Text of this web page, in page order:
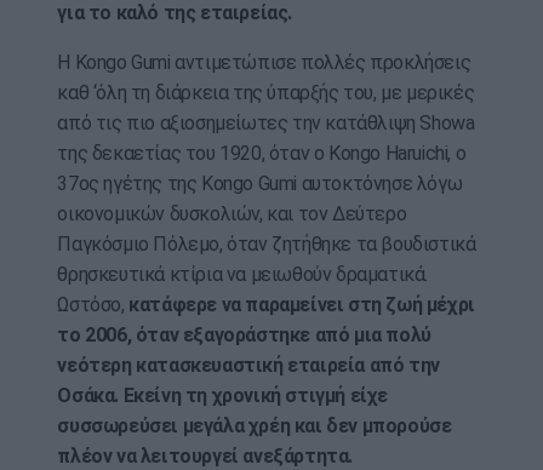
για το καλό της εταιρείας.
Η Kongo Gumi αντιμετώπισε πολλές προκλήσεις
καθ ‘όλη τη διάρκεια της ύπαρξής του, με μερικές
από τις πιο αξιοσημείωτες την κατάθλιψη Showa
της δεκαετίας του 1920, όταν ο Kongo Haruichi, ο
37ος ηγέτης της Kongo Gumi αυτοκτόνησε λόγω
οικονομικών δυσκολιών, και τον Δεύτερο
Παγκόσμιο Πόλεμο, όταν ζητήθηκε τα βουδιστικά
θρησκευτικά κτίρια να μειωθούν δραματικά.
Ωστόσο, κατάφερε να παραμείνει στη ζωή μέχρι
το 2006, όταν εξαγοράστηκε από μια πολύ
νεότερη κατασκευαστική εταιρεία από την
Οσάκα. Εκείνη τη χρονική στιγμή είχε
συσσωρεύσει μεγάλα χρέη και δεν μπορούσε
πλέον να λειτουργεί ανεξάρτητα.